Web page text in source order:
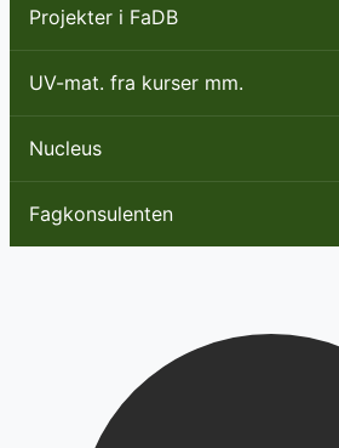
Projekter i FaDB
UV-mat. fra kurser mm.
Nucleus
Fagkonsulenten